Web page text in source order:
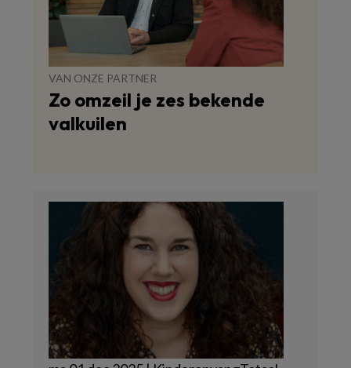
VAN ONZE PARTNER
Zo omzeil je zes bekende
valkuilen